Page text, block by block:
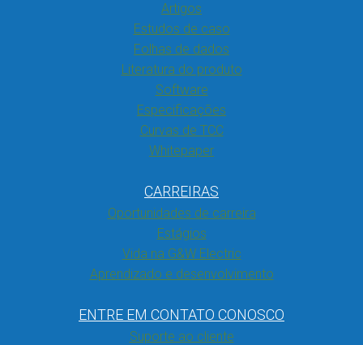
Artigos
Estudos de caso
Folhas de dados
Literatura do produto
Software
Especificações
Curvas de TCC
Whitepaper
CARREIRAS
Oportunidades de carreira
Estágios
Vida na G&W Electric
Aprendizado e desenvolvimento
ENTRE EM CONTATO CONOSCO
Suporte ao cliente